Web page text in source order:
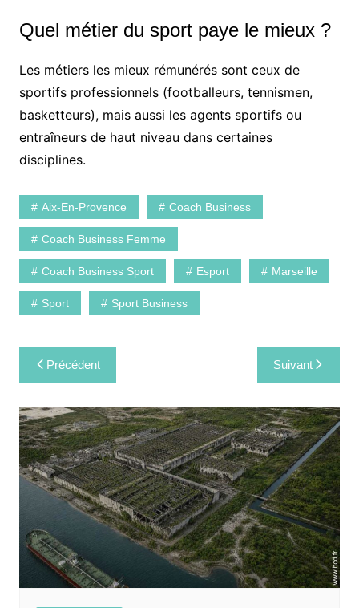
Quel métier du sport paye le mieux ?
Les métiers les mieux rémunérés sont ceux de
sportifs professionnels (footballeurs, tennismen,
basketteurs), mais aussi les agents sportifs ou
entraîneurs de haut niveau dans certaines
disciplines.
Aix-En-Provence Coach Business
Coach Business Femme
Coach Business Sport Esport Marseille
Sport Sport Business
Navigation
de
l’article
Précédent Suivant